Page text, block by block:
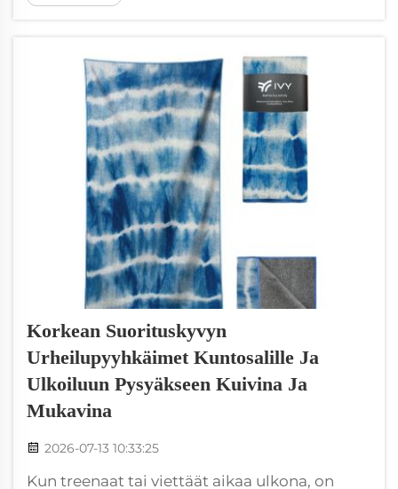
kauniina koristeina. Monet ihmiset pitävät
monissa väreissä ja kuvioissa. Voit jopa
käyttää niitä...
Korkean Suorituskyvyn
Urheilupyyhkäimet Kuntosalille Ja
Ulkoiluun Pysyäkseen Kuivina Ja
Mukavina
2026-07-13 10:33:25
Kun treenaat tai viettäät aikaa ulkona, on